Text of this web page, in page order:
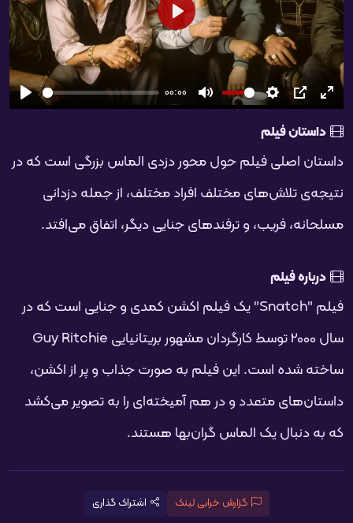
شروع
00:00
بی‌صدا تنظیمات
PIP تمام
شروع
داستان فیلم
داستان اصلی فیلم حول محور دزدی الماس بزرگی است که در
نتیجه‌ی تلاش‌های مختلف افراد مختلف، از جمله دزدانی
مسلحانه، فریب، و ترفندهای جنایی دیگر، اتفاق می‌افتد.
درباره فیلم
فیلم "Snatch" یک فیلم اکشن کمدی و جنایی است که در
سال 2000 توسط کارگردان مشهور بریتانیایی Guy Ritchie
ساخته شده است. این فیلم به صورت جذاب و پر از اکشن،
داستان‌های متعدد و در هم آمیخته‌ای را به تصویر می‌کشد
که به دنبال یک الماس گران‌بها هستند.
گزارش خرابی لینک اشتراک گذاری